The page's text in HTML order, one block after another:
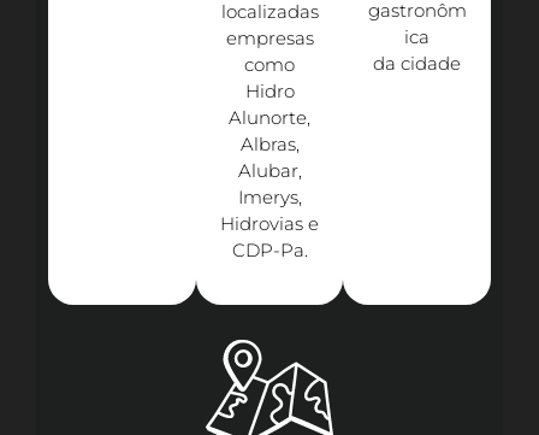
localizadas
empresas
como
Hidro
Alunorte,
Albras,
Alubar,
Imerys,
Hidrovias e
CDP-Pa.​
gastronôm
ica
da cidade